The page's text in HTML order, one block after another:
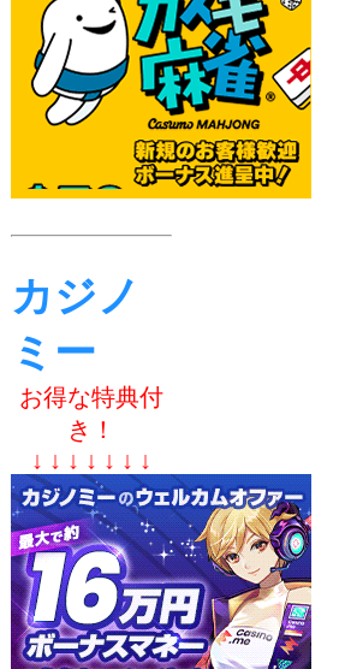
カジノ
ミー
お得な特典付
き！
↓ ↓ ↓ ↓ ↓ ↓ ↓